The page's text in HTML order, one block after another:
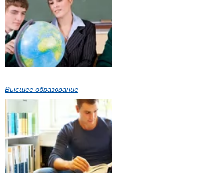
Высшее образование